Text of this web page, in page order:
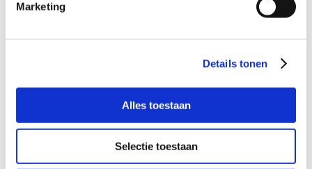
Marketing
Details tonen
Alles toestaan
Selectie toestaan
Deel dit verhaal, kies je platform!
Facebook
X LinkedInWhatsApp
E-
mail